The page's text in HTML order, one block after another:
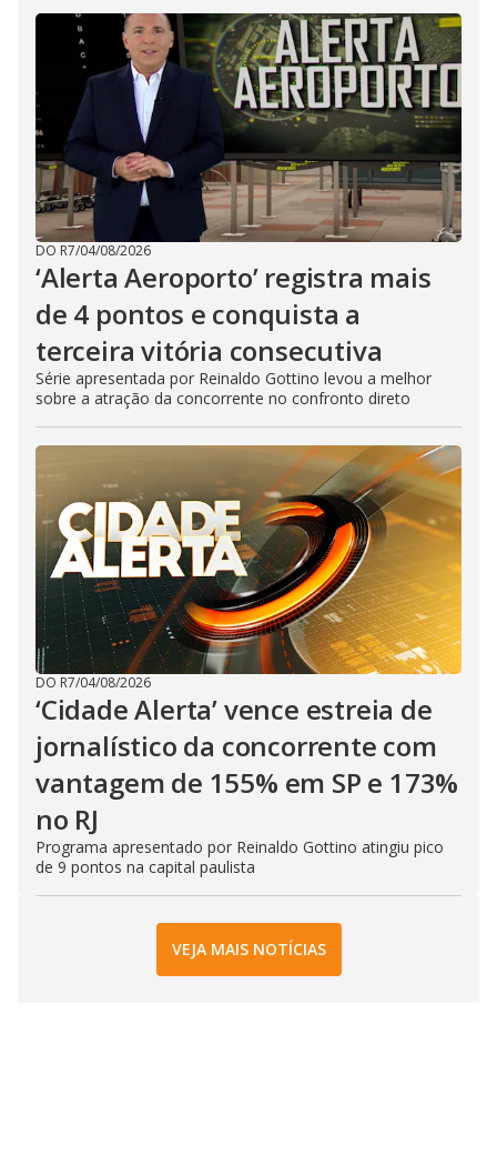
DO R7/04/08/2026
‘Alerta Aeroporto’ registra mais
de 4 pontos e conquista a
terceira vitória consecutiva
Série apresentada por Reinaldo Gottino levou a melhor
sobre a atração da concorrente no confronto direto
DO R7/04/08/2026
‘Cidade Alerta’ vence estreia de
jornalístico da concorrente com
vantagem de 155% em SP e 173%
no RJ
Programa apresentado por Reinaldo Gottino atingiu pico
de 9 pontos na capital paulista
VEJA MAIS NOTÍCIAS